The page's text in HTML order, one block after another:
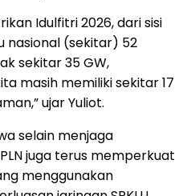
Idulfitri 2026, dari sisi
nasional (sekitar) 52
sekitar 35 GW,
masih memiliki sekitar 17
ujar Yuliot.
selain menjaga
juga terus memperkuat
menggunakan